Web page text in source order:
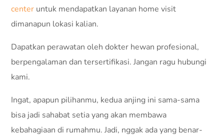
center untuk mendapatkan layanan home visit
dimanapun lokasi kalian.
Dapatkan perawatan oleh dokter hewan profesional,
berpengalaman dan tersertifikasi. Jangan ragu hubungi
kami.
Ingat, apapun pilihanmu, kedua anjing ini sama-sama
bisa jadi sahabat setia yang akan membawa
kebahagiaan di rumahmu. Jadi, nggak ada yang benar-